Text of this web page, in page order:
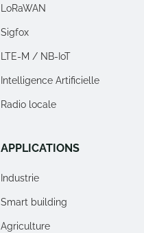
LoRaWAN
Sigfox
LTE-M / NB-IoT
Intelligence Artificielle
Radio locale
APPLICATIONS
Industrie
Smart building
Agriculture